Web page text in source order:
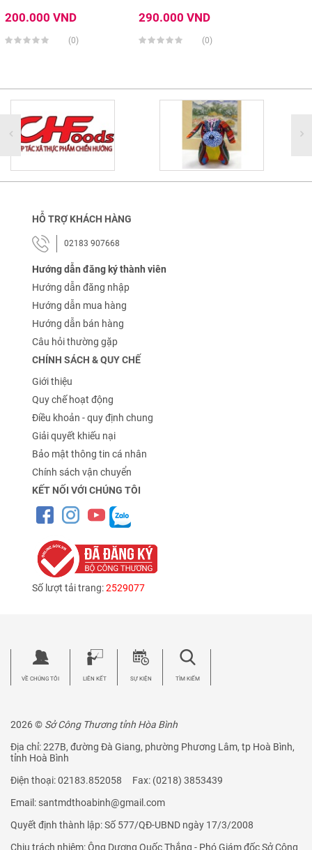
200.000 VND
(0)
290.000 VND
(0)
HỖ TRỢ KHÁCH HÀNG
02183 907668
Hướng dẫn đăng ký thành viên
Hướng dẫn đăng nhập
Hướng dẫn mua hàng
Hướng dẫn bán hàng
Câu hỏi thường gặp
CHÍNH SÁCH & QUY CHẾ
Giới thiệu
Quy chế hoạt động
Điều khoản - quy định chung
Giải quyết khiếu nại
Bảo mật thông tin cá nhân
Chính sách vận chuyển
KẾT NỐI VỚI CHÚNG TÔI
Số lượt tải trang:2529077
2026 © Sở Công Thương tỉnh Hòa Bình
Địa chỉ: 227B, đường Đà Giang, phường Phương Lâm, tp Hoà Bình,
tỉnh Hoà Bình
Điện thoại: 02183.852058 Fax: (0218) 3853439
Email: santmdthoabinh@gmail.com
Quyết định thành lập: Số 577/QĐ-UBND ngày 17/3/2008
Chịu trách nhiệm: Ông Dương Quốc Thắng - Phó Giám đốc Sở Công
VỀ CHÚNG TÔI LIÊN KẾT SỰ KIỆN TÌM KIẾM